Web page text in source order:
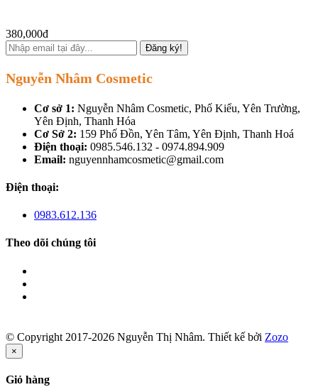
380,000đ
Đăng ký!
Nguyễn Nhâm Cosmetic
Cơ sở 1: Nguyễn Nhâm Cosmetic, Phố Kiểu, Yên Trường,
Yên Định, Thanh Hóa
Cơ Sở 2: 159 Phố Đồn, Yên Tâm, Yên Định, Thanh Hoá
Điện thoại: 0985.546.132 - 0974.894.909
Email: nguyennhamcosmetic@gmail.com
Điện thoại:
0983.612.136
Theo dõi chúng tôi
© Copyright 2017-2026 Nguyễn Thị Nhâm. Thiết kế bởi Zozo
×
Giỏ hàng